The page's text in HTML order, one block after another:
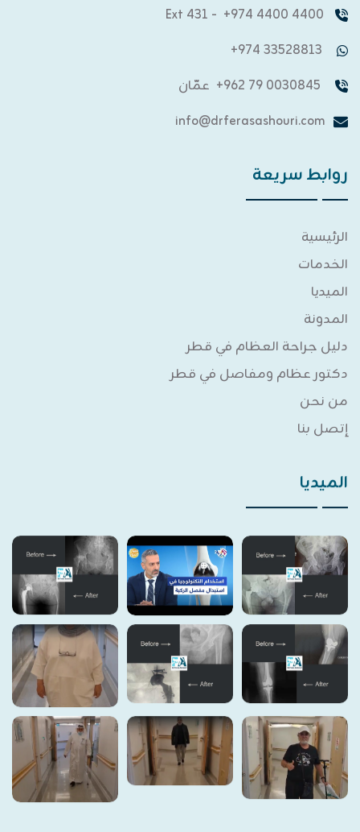
4400 4400 974+
- Ext 431
عمّان
info@drferasashouri.com
روابط سريعة
الرئيسية
الخدمات
الميديا
المدونة
دليل جراحة العظام في قطر
دكتور عظام ومفاصل في قطر
من نحن
إتصل بنا
الميديا